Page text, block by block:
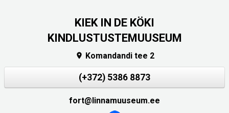
KIEK IN DE KÖKI
KINDLUSTUSTEMUUSEUM
 Komandandi tee 2
(+372) 5386 8873
fort@linnamuuseum.ee